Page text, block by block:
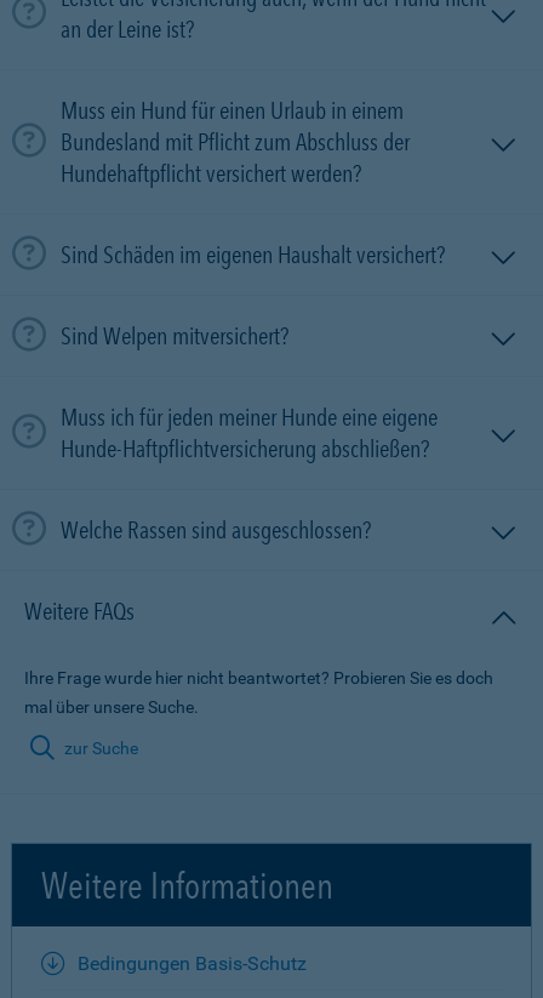
an der Leine ist?
Muss ein Hund für einen Urlaub in einem
Bundesland mit Pflicht zum Abschluss der
Hundehaftpflicht versichert werden?
Sind Schäden im eigenen Haushalt versichert?
Sind Welpen mitversichert?
Muss ich für jeden meiner Hunde eine eigene
Hunde-Haftpflichtversicherung abschließen?
Welche Rassen sind ausgeschlossen?
Weitere FAQs
Ihre Frage wurde hier nicht beantwortet? Probieren Sie es doch
mal über unsere Suche.
zur Suche
Weitere Informationen
Bedingungen Basis-Schutz